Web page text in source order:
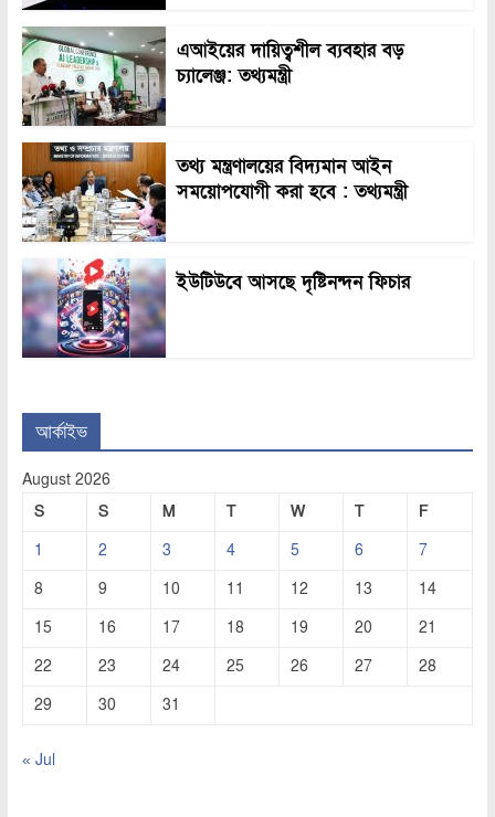
এআইয়ের দায়িত্বশীল ব্যবহার বড়
চ্যালেঞ্জ: তথ্যমন্ত্রী
তথ্য মন্ত্রণালয়ের বিদ্যমান আইন
সময়োপযোগী করা হবে : তথ্যমন্ত্রী
ইউটিউবে আসছে দৃষ্টিনন্দন ফিচার
আর্কাইভ
August 2026
S
S M T W T
F
1
2 3 4 5 6
7
8
9 10 11 12 13
14
15
16 17 18 19 20
21
22
23 24 25 26 27
28
29
30 31
« Jul